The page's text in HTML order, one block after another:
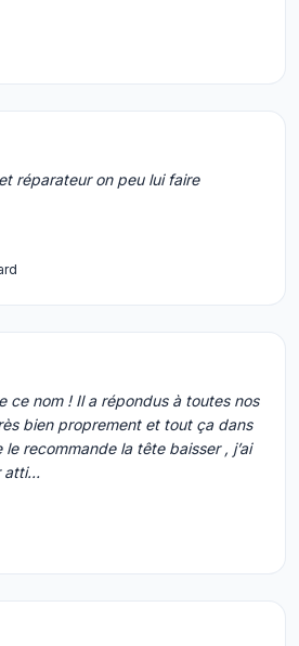
réparateur on peu lui faire
ce nom ! Il a répondus à toutes nos
bien proprement et tout ça dans
recommande la tête baisser , j’ai
atti…